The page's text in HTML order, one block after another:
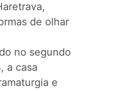
de olhar
no segundo
a casa
e